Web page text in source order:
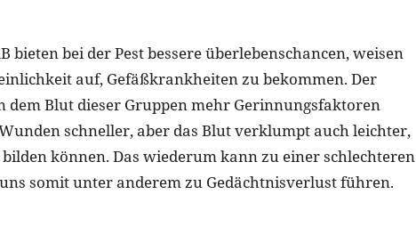
bieten bei der Pest bessere überlebenschancen, weisen
auf, Gefäßkrankheiten zu bekommen. Der
dem Blut dieser Gruppen mehr Gerinnungsfaktoren
schneller, aber das Blut verklumpt auch leichter,
können. Das wiederum kann zu einer schlechteren
somit unter anderem zu Gedächtnisverlust führen.